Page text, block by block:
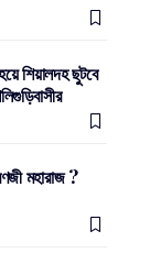
শিয়ালদহ ছুটবে
মহারাজ ?